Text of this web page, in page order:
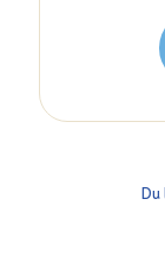
Du